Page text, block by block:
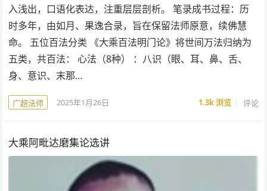
入浅出，口语化表达，注重层层剖析。 笔录成书过程：历
时多年，由如月、果逸合录，旨在保留法师原意，续佛慧
命。 五位百法分类 《大乘百法明门论》将世间万法归纳为
五类，共百法： 心法（8种） ：八识（眼、耳、鼻、舌、
身、意识、末那…
广超法师 2025年1月26日 1.3k浏览 评论
大乘阿毗达磨集论选讲